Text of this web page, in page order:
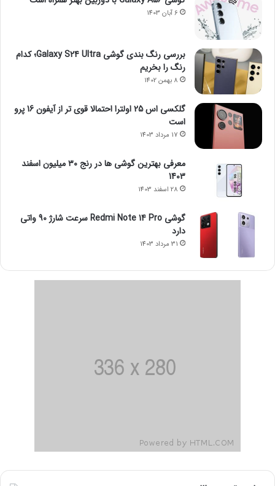
6 آبان 1403
بررسی رنگ بندی گوشی Galaxy S24 Ultra؛ کدام
رنگ را بخریم
8 بهمن 1402
گلکسی اس 25 اولترا احتمالا قوی تر از آیفون 16 پرو
است
17 مرداد 1403
معرفی بهترین گوشی ها در رنج ۳۰ میلیون اسفند
1403
28 اسفند 1403
گوشی Redmi Note 14 Pro سرعت شارژ 90 واتی
دارد
31 مرداد 1403